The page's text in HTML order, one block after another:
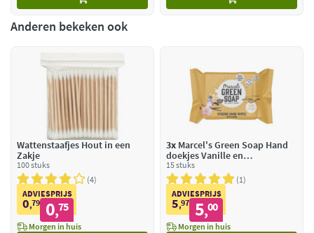
Anderen bekeken ook
Wattenstaafjes Hout in een
Zakje
100 stuks
4
ADVIESPRIJS
0,79 0,75
Morgen in huis
3x Marcel's Green Soap Hand
doekjes Vanille en
Kersenbloesem
15 stuks
1
ADVIESPRIJS
5,97 5,00
Morgen in huis